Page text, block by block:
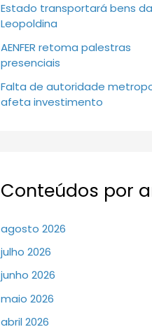
Estado transportará bens da
Leopoldina
AENFER retoma palestras
presenciais
Falta de autoridade
afeta investimento
Conteúdos por
agosto 2026
julho 2026
junho 2026
maio 2026
abril 2026